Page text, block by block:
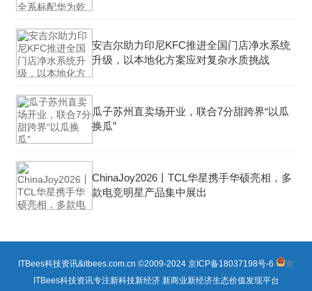
安吉尔助力印尼KFC推进全国门店净水系统
升级，以本地化方案应对复杂水质挑战
瓜子苏州直卖场开业，联合7分甜跨界“以瓜
换瓜”
ChinaJoy2026丨TCL华星携手华硕亮相，多
款电竞明星产品集中展出
ITBees科技资讯&itbees.com.cn ©2009-2024 京ICP备18037198号-6
京
ITBees科技资讯专注新科技新经济 新商业新经济生态价值发现平台